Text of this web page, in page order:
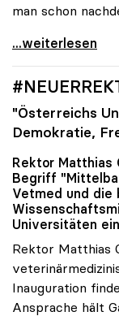
man schon
#NEUERREKTOR
...weiterlesen
"Österreichs
Demokratie,
Rektor Matthias
Begriff
Vetmed und die
Universitäten
Rektor Matthias
Inauguration
Ansprache hält